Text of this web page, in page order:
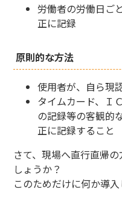
労働者の労働日ご
正に記録
原則的な方法
使用者が、自ら現
タイムカード、Ｉ
の記録等の客観的
正に記録すること
さて、現場へ直行直帰
しょうか？
このためだけに何か導入